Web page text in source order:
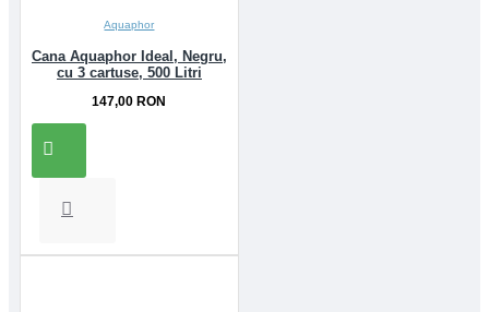
Aquaphor
Cana Aquaphor Ideal, Negru,
cu 3 cartuse, 500 Litri
147,00 RON